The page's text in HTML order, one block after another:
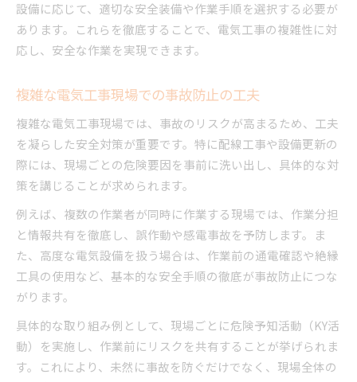
設備に応じて、適切な安全装備や作業手順を選択する必要が
あります。これらを徹底することで、電気工事の複雑性に対
応し、安全な作業を実現できます。
複雑な電気工事現場での事故防止の工夫
複雑な電気工事現場では、事故のリスクが高まるため、工夫
を凝らした安全対策が重要です。特に配線工事や設備更新の
際には、現場ごとの危険要因を事前に洗い出し、具体的な対
策を講じることが求められます。
例えば、複数の作業者が同時に作業する現場では、作業分担
と情報共有を徹底し、誤作動や感電事故を予防します。ま
た、高度な電気設備を扱う場合は、作業前の通電確認や絶縁
工具の使用など、基本的な安全手順の徹底が事故防止につな
がります。
具体的な取り組み例として、現場ごとに危険予知活動（KY活
動）を実施し、作業前にリスクを共有することが挙げられま
す。これにより、未然に事故を防ぐだけでなく、現場全体の